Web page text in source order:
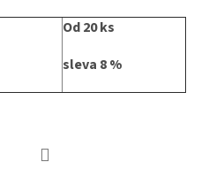
Od 20 ks
sleva 8 %